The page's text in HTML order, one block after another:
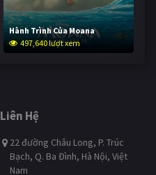
Hành Trình Của Moana
497,640 lượt xem
Liên Hệ
22 đường Châu Long, P. Trúc
Bạch, Q. Ba Đình, Hà Nội, Việt
Nam